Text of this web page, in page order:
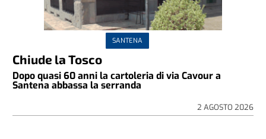
SANTENA
Chiude la Tosco
Dopo quasi 60 anni la cartoleria di via Cavour a
Santena abbassa la serranda
2 AGOSTO 2026